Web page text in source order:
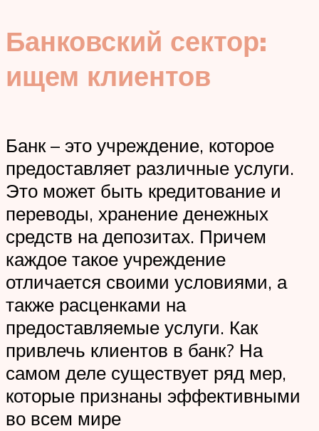
Банковский сектор:
ищем клиентов
Банк – это учреждение, которое
предоставляет различные услуги.
Это может быть кредитование и
переводы, хранение денежных
средств на депозитах. Причем
каждое такое учреждение
отличается своими условиями, а
также расценками на
предоставляемые услуги. Как
привлечь клиентов в банк? На
самом деле существует ряд мер,
которые признаны эффективными
во всем мире